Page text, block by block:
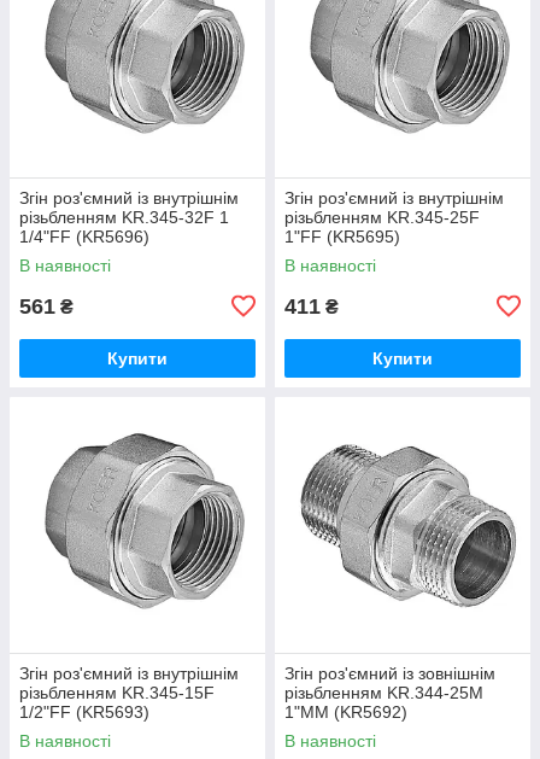
Згін роз'ємний із внутрішнім
різьбленням KR.345-32F 1
1/4"FF (KR5696)
В наявності
561 ₴
Купити
Згін роз'ємний із внутрішнім
різьбленням KR.345-25F
1"FF (KR5695)
В наявності
411 ₴
Купити
Згін роз'ємний із внутрішнім
різьбленням KR.345-15F
1/2"FF (KR5693)
В наявності
Згін роз'ємний із зовнішнім
різьбленням KR.344-25M
1"MM (KR5692)
В наявності